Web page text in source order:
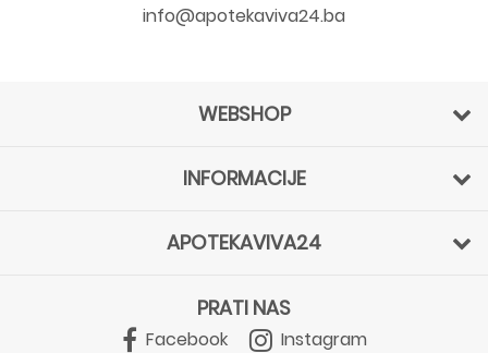
info@apotekaviva24.ba
WEBSHOP
INFORMACIJE
APOTEKAVIVA24
PRATI NAS
Facebook Instagram